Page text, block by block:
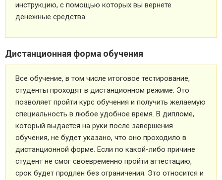
инструкцию, с помощью которых вы вернете
денежные средства.
Дистанционная форма обучения
Все обучение, в том числе итоговое тестирование,
студенты проходят в дистанционном режиме. Это
позволяет пройти курс обучения и получить желаемую
специальность в любое удобное время. В дипломе,
который выдается на руки после завершения
обучения, не будет указано, что оно проходило в
дистанционной форме. Если по какой-либо причине
студент не смог своевременно пройти аттестацию,
срок будет продлен без ограничения. Это относится и